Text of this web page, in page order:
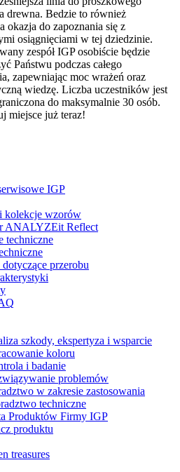
drewna. Bedzie to również
okazja do zapoznania się z
osiągnięciami w tej dziedzinie.
zespół IGP osobiście będzie
Państwu podczas całego
zapewniając moc wrażeń oraz
wiedzę. Liczba uczestników jest
do maksymalnie 30 osób.
miejsce już teraz!
IGP
kolekcje wzorów
ANALYZEit Reflect
techniczne
przerobu
szkody, ekspertyza i wsparcie
koloru
i badanie
problemów
w zakresie zastosowania
techniczne
Produktów Firmy IGP
produktu
treasures